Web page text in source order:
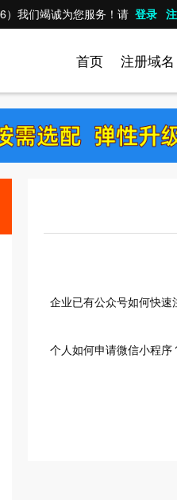
）我们竭诚为您服务！请 登录
注册域名
首页
企业已有公众号如何快速
个人如何申请微信小程序